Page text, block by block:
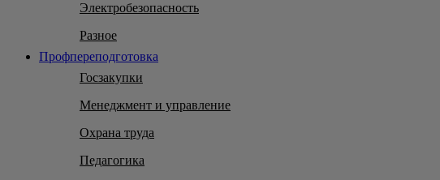
Электробезопасность
Разное
Профпереподготовка
Госзакупки
Менеджмент и управление
Охрана труда
Педагогика